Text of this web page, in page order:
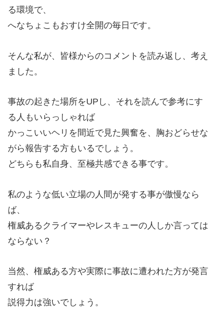
る環境で、
へなちょこもおすけ全開の毎日です。
そんな私が、皆様からのコメントを読み返し、考え
ました。
事故の起きた場所をUPし、それを読んで参考にす
る人もいらっしゃれば
かっこいいヘリを間近で見た興奮を、胸おどらせな
がら報告する方もいるでしょう。
どちらも私自身、至極共感できる事です。
私のような低い立場の人間が発する事が傲慢なら
ば、
権威あるクライマーやレスキューの人しか言っては
ならない？
当然、権威ある方や実際に事故に遭われた方が発言
すれば
説得力は強いでしょう。